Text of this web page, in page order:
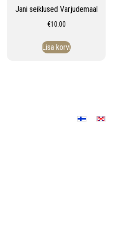
Jani seiklused Varjudemaal
€10.00
Lisa korvi